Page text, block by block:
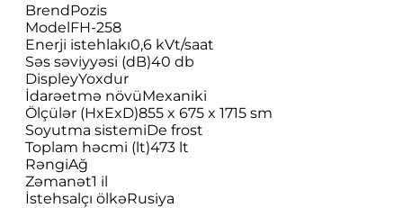
BrendPozis
ModelFH-258
Enerji istehlakı0,6 kVt/saat
Səs səviyyəsi (dB)40 db
DispleyYoxdur
İdarəetmə növüMexaniki
Ölçülər (HxExD)855 x 675 x 1715 sm
Soyutma sistemiDe frost
Toplam həcmi (lt)473 lt
RəngiAğ
Zəmanət1 il
İstehsalçı ölkəRusiya